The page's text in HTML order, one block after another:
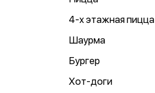
4-х этажная пицца
Шаурма
Бургер
Хот-доги